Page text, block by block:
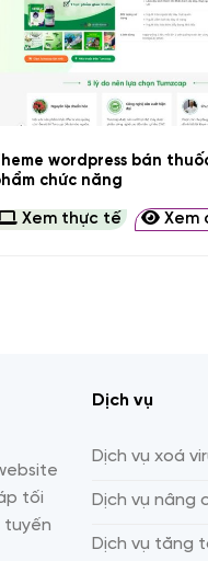
wordpress bán
chức năng
Xem thực tế Xem
tối
tuyến
Dịch vụ
Dịch vụ xoá
Dịch vụ nâng
Dịch vụ tăng